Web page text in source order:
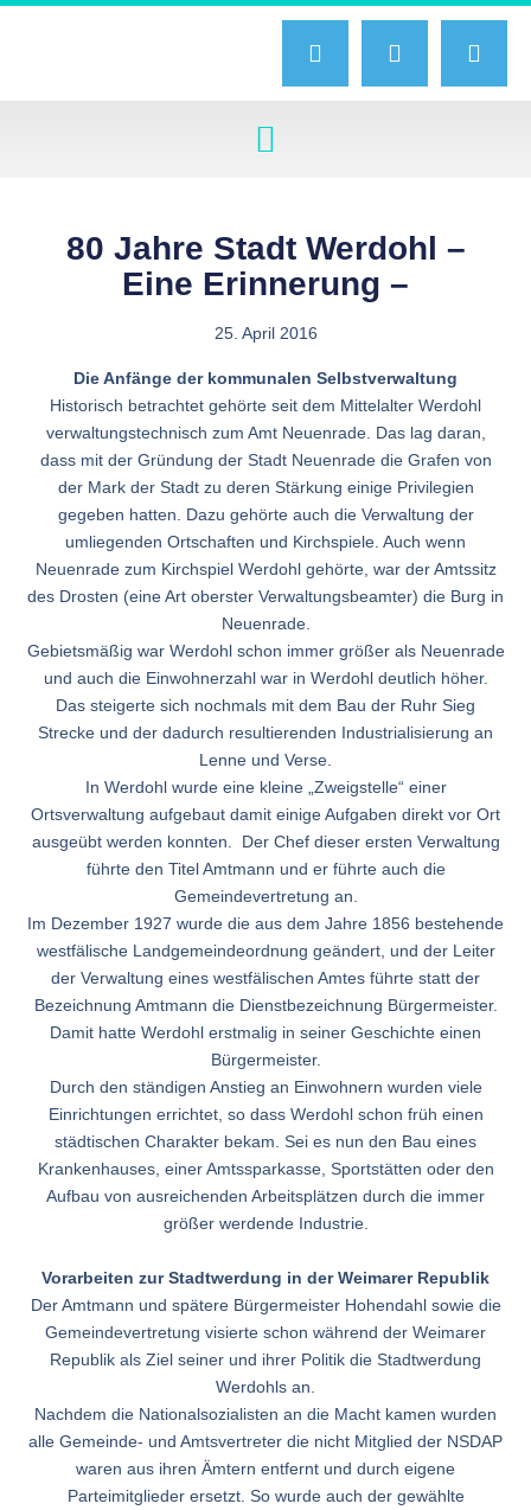
80 Jahre Stadt Werdohl –
Eine Erinnerung –
25. April 2016
Die Anfänge der kommunalen Selbstverwaltung
Historisch betrachtet gehörte seit dem Mittelalter Werdohl
verwaltungstechnisch zum Amt Neuenrade. Das lag daran,
dass mit der Gründung der Stadt Neuenrade die Grafen von
der Mark der Stadt zu deren Stärkung einige Privilegien
gegeben hatten. Dazu gehörte auch die Verwaltung der
umliegenden Ortschaften und Kirchspiele. Auch wenn
Neuenrade zum Kirchspiel Werdohl gehörte, war der Amtssitz
des Drosten (eine Art oberster Verwaltungsbeamter) die Burg in
Neuenrade.
Gebietsmäßig war Werdohl schon immer größer als Neuenrade
und auch die Einwohnerzahl war in Werdohl deutlich höher.
Das steigerte sich nochmals mit dem Bau der Ruhr Sieg
Strecke und der dadurch resultierenden Industrialisierung an
Lenne und Verse.
In Werdohl wurde eine kleine „Zweigstelle“ einer
Ortsverwaltung aufgebaut damit einige Aufgaben direkt vor Ort
ausgeübt werden konnten. Der Chef dieser ersten Verwaltung
führte den Titel Amtmann und er führte auch die
Gemeindevertretung an.
Im Dezember 1927 wurde die aus dem Jahre 1856 bestehende
westfälische Landgemeindeordnung geändert, und der Leiter
der Verwaltung eines westfälischen Amtes führte statt der
Bezeichnung Amtmann die Dienstbezeichnung Bürgermeister.
Damit hatte Werdohl erstmalig in seiner Geschichte einen
Bürgermeister.
Durch den ständigen Anstieg an Einwohnern wurden viele
Einrichtungen errichtet, so dass Werdohl schon früh einen
städtischen Charakter bekam. Sei es nun den Bau eines
Krankenhauses, einer Amtssparkasse, Sportstätten oder den
Aufbau von ausreichenden Arbeitsplätzen durch die immer
größer werdende Industrie.
Vorarbeiten zur Stadtwerdung in der Weimarer Republik
Der Amtmann und spätere Bürgermeister Hohendahl sowie die
Gemeindevertretung visierte schon während der Weimarer
Republik als Ziel seiner und ihrer Politik die Stadtwerdung
Werdohls an.
Nachdem die Nationalsozialisten an die Macht kamen wurden
alle Gemeinde- und Amtsvertreter die nicht Mitglied der NSDAP
waren aus ihren Ämtern entfernt und durch eigene
Parteimitglieder ersetzt. So wurde auch der gewählte